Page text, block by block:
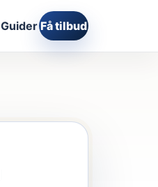
Guider Få tilbud